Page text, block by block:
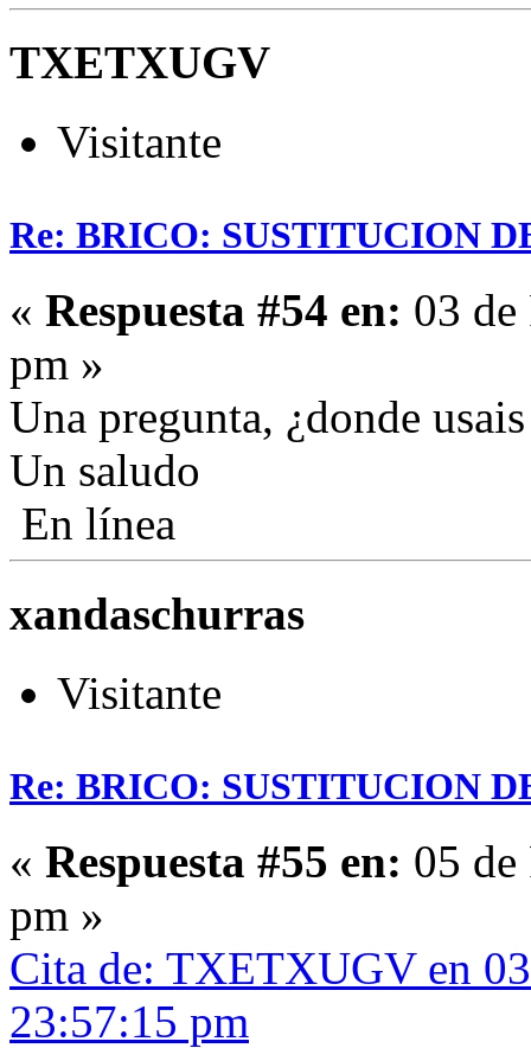
TXETXUGV
Visitante
Re: BRICO: SUSTITUCION
« Respuesta #54 en: 03
pm »
Una pregunta, ¿donde
Un saludo
En línea
xandaschurras
Visitante
Re: BRICO: SUSTITUCION
« Respuesta #55 en: 05
pm »
Cita de: TXETXUGV en
23:57:15 pm